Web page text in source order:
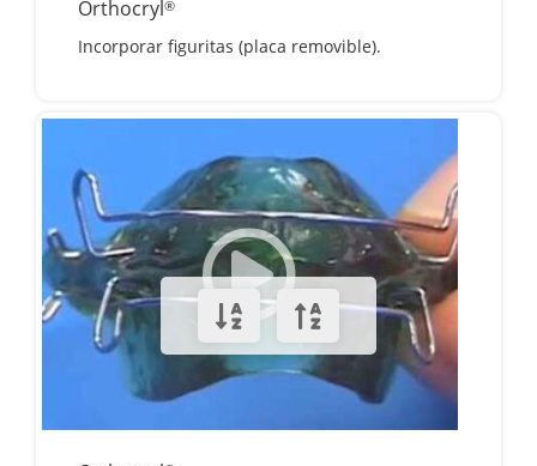
Orthocryl®
Incorporar figuritas (placa removible).